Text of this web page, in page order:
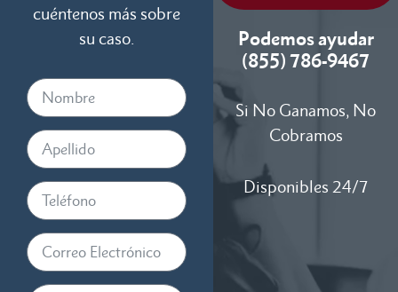
cuéntenos más sobre
su caso.
Podemos ayudar
(855) 786-9467
Si No Ganamos, No
Cobramos
Disponibles 24/7